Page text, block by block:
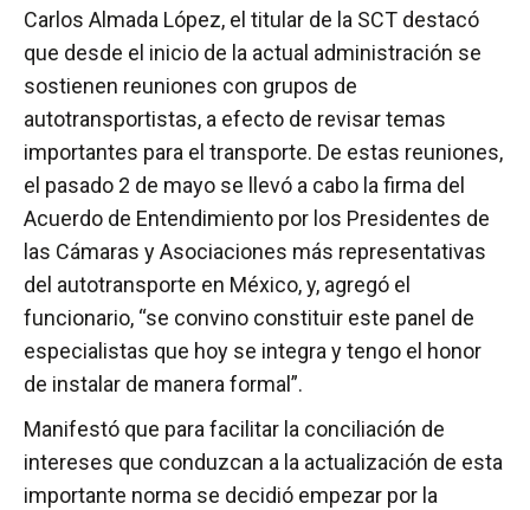
Carlos Almada López, el titular de la SCT destacó
que desde el inicio de la actual administración se
sostienen reuniones con grupos de
autotransportistas, a efecto de revisar temas
importantes para el transporte. De estas reuniones,
el pasado 2 de mayo se llevó a cabo la firma del
Acuerdo de Entendimiento por los Presidentes de
las Cámaras y Asociaciones más representativas
del autotransporte en México, y, agregó el
funcionario, “se convino constituir este panel de
especialistas que hoy se integra y tengo el honor
de instalar de manera formal”.
Manifestó que para facilitar la conciliación de
intereses que conduzcan a la actualización de esta
importante norma se decidió empezar por la